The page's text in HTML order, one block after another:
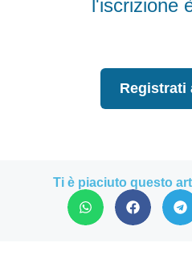
l'iscrizione
Registrati
Ti è piaciuto questo